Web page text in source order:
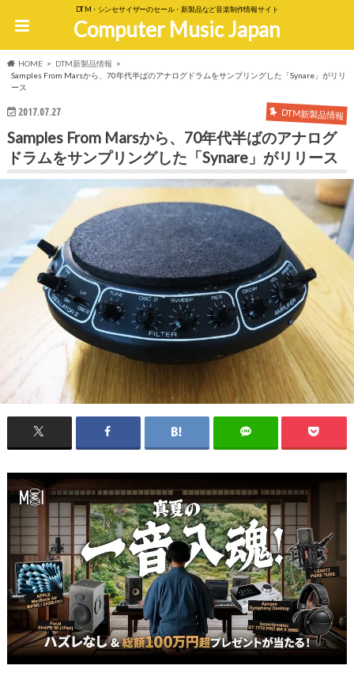
DTM・シンセサイザーのセール・新製品など音楽制作情報サイト
Computer Music Japan
HOME
DTM新製品情報
Samples From Marsから、70年代半ばのアナログドラムをサンプリングした「Synare」がリリ
ース
2017.07.27 DTM新製品情報
Samples From Marsから、70年代半ばのアナログ
ドラムをサンプリングした「Synare」がリリース